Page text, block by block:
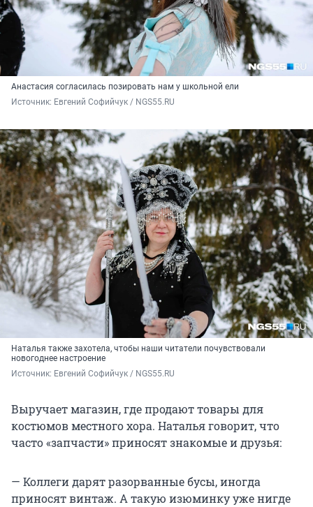
Анастасия согласилась позировать нам у школьной ели
Источник: Евгений Софийчук / NGS55.RU
Наталья также захотела, чтобы наши читатели почувствовали
новогоднее настроение
Источник: Евгений Софийчук / NGS55.RU
Выручает магазин, где продают товары для
костюмов местного хора. Наталья говорит, что
часто «запчасти» приносят знакомые и друзья:
— Коллеги дарят разорванные бусы, иногда
приносят винтаж. А такую изюминку уже нигде